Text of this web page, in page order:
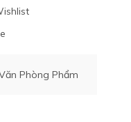
Phòng Phẩm